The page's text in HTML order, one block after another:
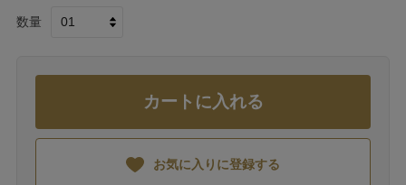
数量
カートに入れる
お気に入りに登録する